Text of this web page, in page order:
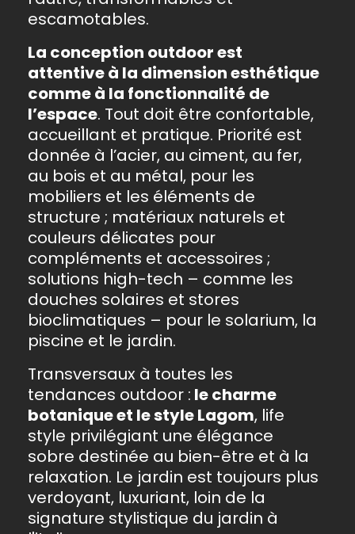
escamotables.
La conception outdoor est
attentive à la dimension esthétique
comme à la fonctionnalité de
l’espace. Tout doit être confortable,
accueillant et pratique. Priorité est
donnée à l’acier, au ciment, au fer,
au bois et au métal, pour les
mobiliers et les éléments de
structure ; matériaux naturels et
couleurs délicates pour
compléments et accessoires ;
solutions high-tech – comme les
douches solaires et stores
bioclimatiques – pour le solarium, la
piscine et le jardin.
Transversaux à toutes les
tendances outdoor : le charme
botanique et le style Lagom, life
style privilégiant une élégance
sobre destinée au bien-être et à la
relaxation. Le jardin est toujours plus
verdoyant, luxuriant, loin de la
signature stylistique du jardin à